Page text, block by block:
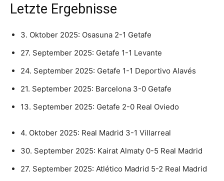
Letzte Ergebnisse
3. Oktober 2025: Osasuna 2-1 Getafe
27. September 2025: Getafe 1-1 Levante
24. September 2025: Getafe 1-1 Deportivo Alavés
21. September 2025: Barcelona 3-0 Getafe
13. September 2025: Getafe 2-0 Real Oviedo
4. Oktober 2025: Real Madrid 3-1 Villarreal
30. September 2025: Kairat Almaty 0-5 Real Madrid
27. September 2025: Atlético Madrid 5-2 Real Madrid